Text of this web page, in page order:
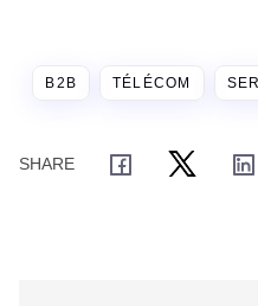
B2B TÉLÉCOM